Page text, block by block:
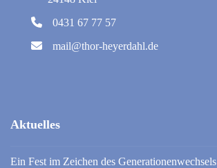
0431 67 77 57
mail@thor-heyerdahl.de
Aktuelles
Ein Fest im Zeichen des Generationenwechsels